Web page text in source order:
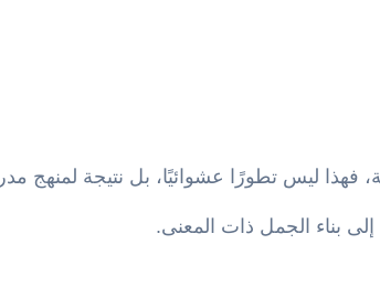
فهذا ليس تطورًا عشوائيًا، بل نتيجة لمنهج
بناء الجمل ذات المعنى.